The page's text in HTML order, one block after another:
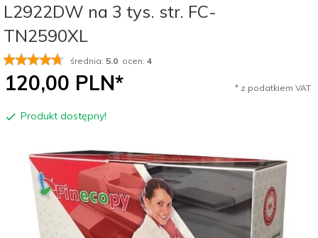
L2922DW na 3 tys. str. FC-
TN2590XL
średnia: 5.0 ocen: 4
120,00 PLN* * z podatkiem VAT
Produkt dostępny!